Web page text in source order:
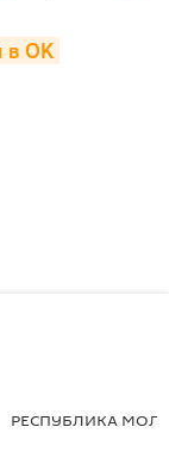
OK
РЕСПУБЛИКА